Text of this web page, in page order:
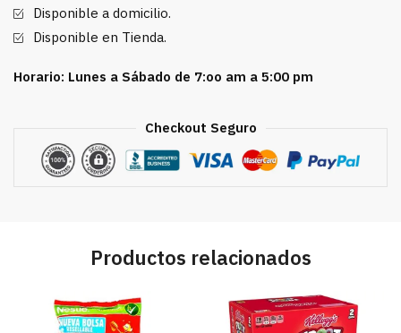
12.5
oz
Bolsas
Disponible a domicilio.
Disponible en Tienda.
Horario: Lunes a Sábado de 7:oo am a 5:00 pm
Checkout Seguro
Productos relacionados